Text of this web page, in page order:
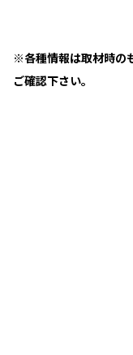
※各種情報は取材時の
ご確認下さい。